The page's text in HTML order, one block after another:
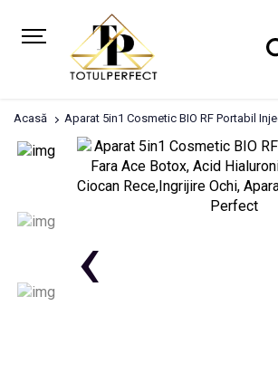
Acasă Aparat 5in1 Cosmetic BIO RF Portabil
‹